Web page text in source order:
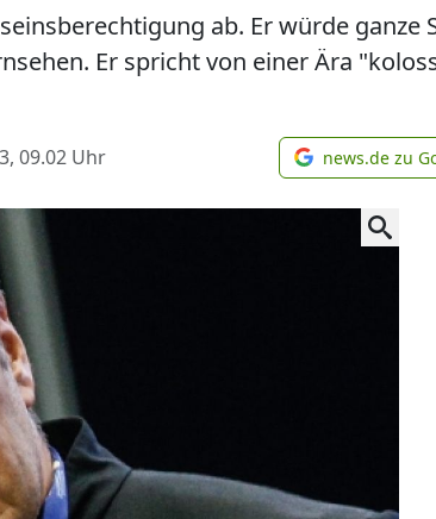
ab. Er würde ganze
Er spricht von einer Ära
09.02 Uhr news.de zu